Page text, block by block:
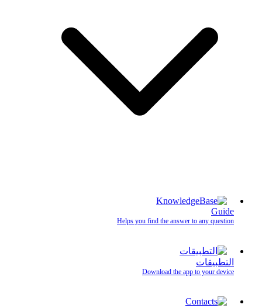
Guide
Helps you find the answer to any question
التطبيقات
Download the app to your device